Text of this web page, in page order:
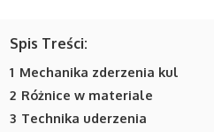
Spis Treści:
1 Mechanika zderzenia kul
2 Różnice w materiale
3 Technika uderzenia